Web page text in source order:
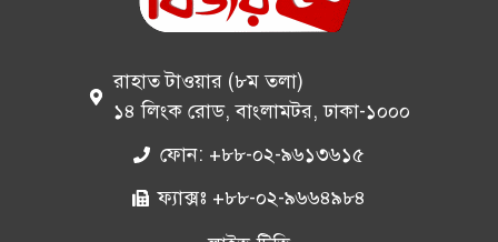
রাহাত টাওয়ার (৮ম তলা)
১৪ লিংক রোড, বাংলামটর, ঢাকা-১০০০
ফোন: +৮৮-০২-৯৬১৩৬১৫
ফ্যাক্সঃ +৮৮-০২-৯৬৬৪৯৮৪